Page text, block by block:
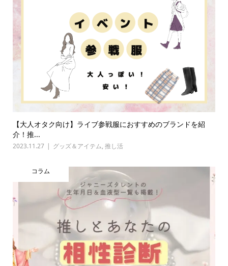
【大人オタク向け】ライブ参戦服におすすめのブランドを紹
介！推...
2023.11.27 グッズ＆アイテム, 推し活
コラム